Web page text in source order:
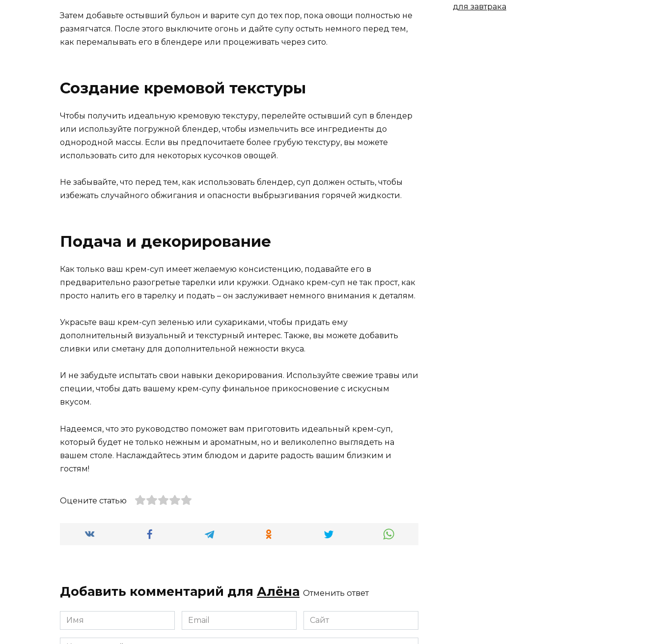
Затем добавьте остывший бульон и варите суп до тех пор, пока овощи полностью не
размягчатся. После этого выключите огонь и дайте супу остыть немного перед тем,
как перемалывать его в блендере или процеживать через сито.
Создание кремовой текстуры
Чтобы получить идеальную кремовую текстуру, перелейте остывший суп в блендер
или используйте погружной блендер, чтобы измельчить все ингредиенты до
однородной массы. Если вы предпочитаете более грубую текстуру, вы можете
использовать сито для некоторых кусочков овощей.
Не забывайте, что перед тем, как использовать блендер, суп должен остыть, чтобы
избежать случайного обжигания и опасности выбрызгивания горячей жидкости.
Подача и декорирование
Как только ваш крем-суп имеет желаемую консистенцию, подавайте его в
предварительно разогретые тарелки или кружки. Однако крем-суп не так прост, как
просто налить его в тарелку и подать – он заслуживает немного внимания к деталям.
Украсьте ваш крем-суп зеленью или сухариками, чтобы придать ему
дополнительный визуальный и текстурный интерес. Также, вы можете добавить
сливки или сметану для дополнительной нежности вкуса.
И не забудьте испытать свои навыки декорирования. Используйте свежие травы или
специи, чтобы дать вашему крем-супу финальное прикосновение с искусным
вкусом.
Надеемся, что это руководство поможет вам приготовить идеальный крем-суп,
который будет не только нежным и ароматным, но и великолепно выглядеть на
вашем столе. Наслаждайтесь этим блюдом и дарите радость вашим близким и
гостям!
Оцените статью
Добавить комментарий для Алёна Отменить ответ
Имя
*
Email
*
Сайт
для завтрака